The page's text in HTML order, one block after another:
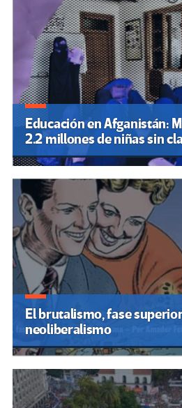
Educación en Afganistán:
2.2 millones de niñas sin
El brutalismo, fase
neoliberalismo